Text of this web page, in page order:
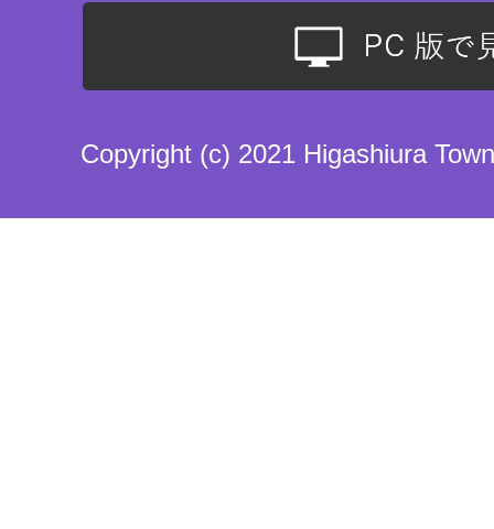
Copyright (c) 2021 Higashiura